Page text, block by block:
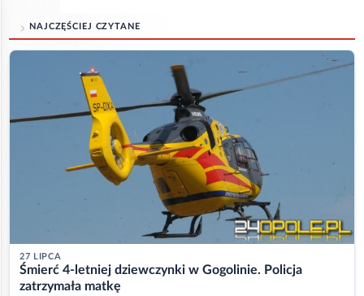
NAJCZĘŚCIEJ CZYTANE
27 LIPCA
Śmierć 4-letniej dziewczynki w Gogolinie. Policja
zatrzymała matkę